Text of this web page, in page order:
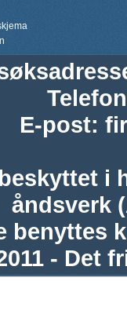
Telefon
E-post:
i
åndsverk
benyttes
- Det